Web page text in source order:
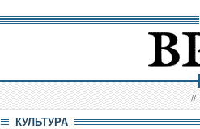
//
КУЛЬТУРА